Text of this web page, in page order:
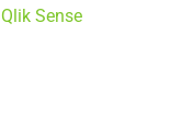
Qlik Sense